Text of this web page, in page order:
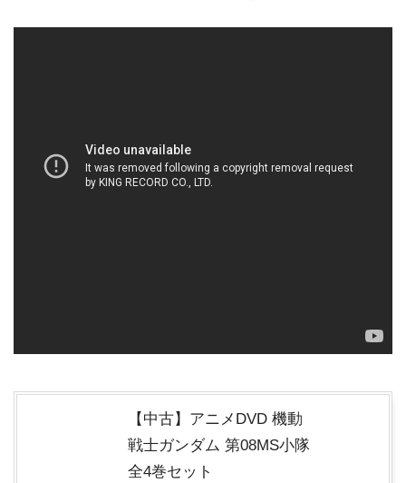
【中古】アニメDVD 機動
戦士ガンダム 第08MS小隊
全4巻セット